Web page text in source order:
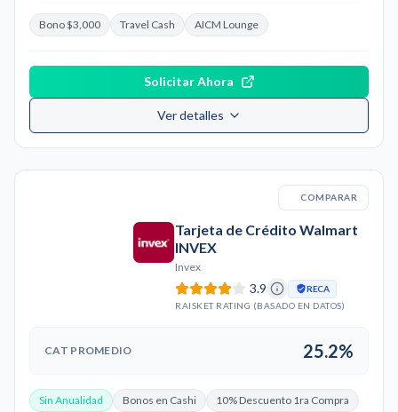
Bono $3,000 Travel Cash AICM Lounge
Solicitar Ahora
Ver detalles
COMPARAR
Tarjeta de Crédito Walmart
INVEX
Invex
3.9
RECA
RAISKET RATING (BASADO EN DATOS)
CAT PROMEDIO 25.2%
Sin Anualidad Bonos en Cashi 10% Descuento 1ra Compra